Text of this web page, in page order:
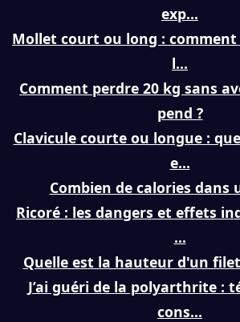
exp...
Mollet court ou long :
l...
Comment perdre 20 kg sans
pend ?
Clavicule courte ou longue :
e...
Combien de calories dans
Ricoré : les dangers et effets
...
Quelle est la hauteur d'un
J’ai guéri de la polyarthrite :
cons...